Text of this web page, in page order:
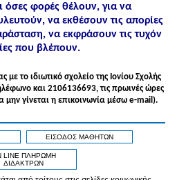
φορές θέλουν, για να
να εκθέσουν τις απορίες
να εκφράσουν τις τυχόν
που βλέπουν.
με το ιδιωτικό σχολείο της Ιονίου Σχολής
και 2106136693, τις πρωινές ώρες
γίνεται η επικοινωνία μέσω e-mail).
ΕΙΣΟΔΟΣ ΜΑΘΗΤΩΝ
LINE ΠΛΗΡΩΜΗ
ΔΙΔΑΚΤΡΩΝ